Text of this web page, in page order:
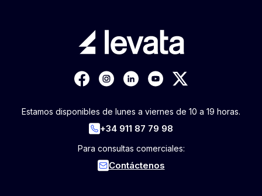
Estamos disponibles de lunes a viernes de 10 a 19 horas.
+34 911 87 79 98
Para consultas comerciales:
Contáctenos